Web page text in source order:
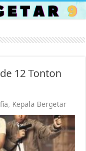
12 Tonton
, Kepala Bergetar